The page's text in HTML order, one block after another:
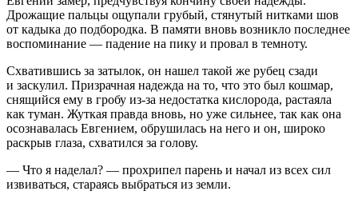
Дрожащие пальцы ощупали грубый, стянутый нитками шов
от кадыка до подбородка. В памяти вновь возникло последнее
воспоминание — падение на пику и провал в темноту.
Схватившись за затылок, он нашел такой же рубец сзади
и заскулил. Призрачная надежда на то, что это был кошмар,
снящийся ему в гробу из-за недостатка кислорода, растаяла
как туман. Жуткая правда вновь, но уже сильнее, так как она
осознавалась Евгением, обрушилась на него и он, широко
раскрыв глаза, схватился за голову.
— Что я наделал? — прохрипел парень и начал из всех сил
извиваться, стараясь выбраться из земли.